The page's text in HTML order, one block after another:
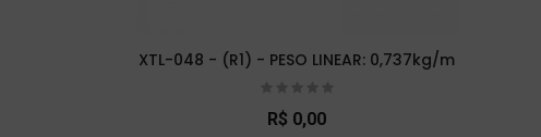
XTL-048 - (R1) - PESO LINEAR: 0,737kg/m
R$ 0,00